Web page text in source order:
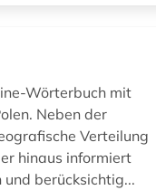
Wörterbuch mit
Neben der
Verteilung
hinaus informiert
berücksichtig...